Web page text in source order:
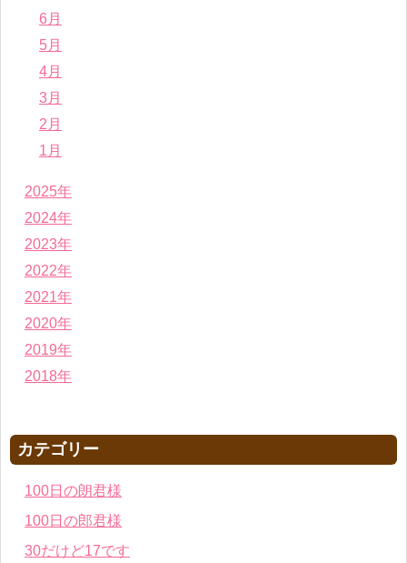
6月
5月
4月
3月
2月
1月
2025年
2024年
2023年
2022年
2021年
2020年
2019年
2018年
カテゴリー
100日の朗君様
100日の郎君様
30だけど17です